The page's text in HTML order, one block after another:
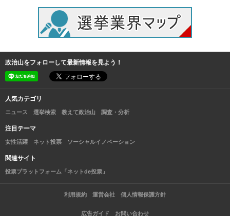
政治山をフォローして最新情報を見よう！
人気カテゴリ
ニュース 選挙検索 教えて政治山 調査・分析
注目テーマ
女性活躍 ネット投票 ソーシャルイノベーション
関連サイト
投票プラットフォーム「ネットde投票」
利用規約 運営会社 個人情報保護方針
広告ガイド お問い合わせ